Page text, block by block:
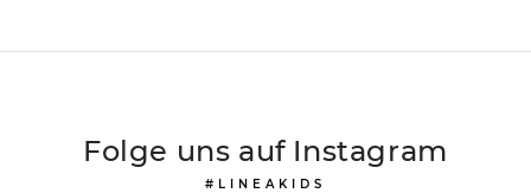
#LINEAKIDS
Folge uns auf Instagram